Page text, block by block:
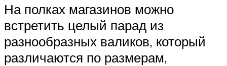
На полках магазинов можно
встретить целый парад из
разнообразных валиков, который
различаются по размерам,